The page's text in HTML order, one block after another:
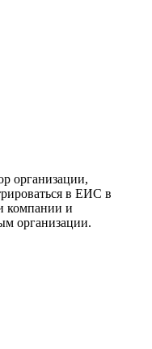
организации,
в ЕИС в
компании и
организации.